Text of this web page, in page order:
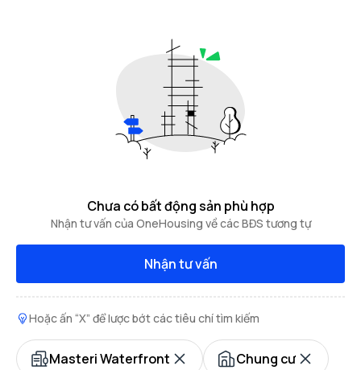
Chưa có bất động sản phù hợp
Nhận tư vấn của OneHousing về các BĐS tương tự
Nhận tư vấn
Hoặc ấn “X” để lược bớt các tiêu chí tìm kiếm
Masteri Waterfront Chung cư